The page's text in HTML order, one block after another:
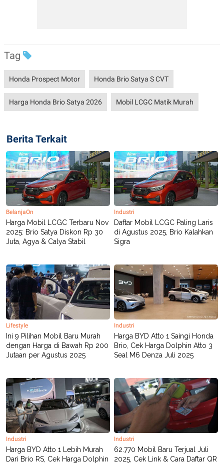
Tag
Honda Prospect Motor Honda Brio Satya S CVT
Harga Honda Brio Satya 2026 Mobil LCGC Matik Murah
Berita Terkait
BelanjaOn
Harga Mobil LCGC Terbaru Nov
2025: Brio Satya Diskon Rp 30
Juta, Agya & Calya Stabil
Industri
Daftar Mobil LCGC Paling Laris
di Agustus 2025, Brio Kalahkan
Sigra
Lifestyle
Ini 9 Pilihan Mobil Baru Murah
dengan Harga di Bawah Rp 200
Jutaan per Agustus 2025
Industri
Harga BYD Atto 1 Saingi Honda
Brio, Cek Harga Dolphin Atto 3
Seal M6 Denza Juli 2025
Industri
Harga BYD Atto 1 Lebih Murah
Dari Brio RS, Cek Harga Dolphin
Industri
62.770 Mobil Baru Terjual Juli
2025, Cek Link & Cara Daftar QR